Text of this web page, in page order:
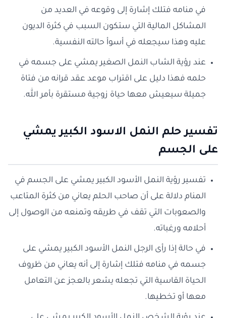
في منامه فتلك إشارة إلى وقوعه في العديد من
المشاكل المالية التي ستكون السبب في كثرة الديون
عليه وهذا سيجعله في أسوأ حالته النفسية.
عند رؤية الشاب النمل الصغير يمشي على جسمه في
حلمه فهذا دليل على اقتراب موعد عقد قرانه من فتاة
جميلة سيعيش معها حياة زوجية مستقرة بأمر الله.
تفسير حلم النمل الاسود الكبير يمشي
على الجسم
تفسير رؤية النمل الأسود الكبير يمشي على الجسم في
المنام دلالة على أن صاحب الحلم يعاني من كثرة المتاعب
والصعوبات التي تقف في طريقه وتمنعه من الوصول إلى
أحلامه ورغباته.
في حالة إذا رأى الرجل النمل الأسود الكبير يمشي على
جسمه في منامه فتلك إشارة إلى أنه يعاني من ظروف
الحياة القاسية التي تجعله يشعر بالعجز عن التعامل
معها أو تخطيها.